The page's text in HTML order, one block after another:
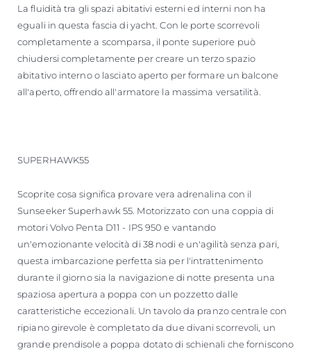
La fluidità tra gli spazi abitativi esterni ed interni non ha
eguali in questa fascia di yacht. Con le porte scorrevoli
completamente a scomparsa, il ponte superiore può
chiudersi completamente per creare un terzo spazio
abitativo interno o lasciato aperto per formare un balcone
all'aperto, offrendo all'armatore la massima versatilità.
SUPERHAWK55
Scoprite cosa significa provare vera adrenalina con il
Sunseeker Superhawk 55. Motorizzato con una coppia di
motori Volvo Penta D11 - IPS 950 e vantando
un'emozionante velocità di 38 nodi e un'agilità senza pari,
questa imbarcazione perfetta sia per l'intrattenimento
durante il giorno sia la navigazione di notte presenta una
spaziosa apertura a poppa con un pozzetto dalle
caratteristiche eccezionali. Un tavolo da pranzo centrale con
ripiano girevole è completato da due divani scorrevoli, un
grande prendisole a poppa dotato di schienali che forniscono